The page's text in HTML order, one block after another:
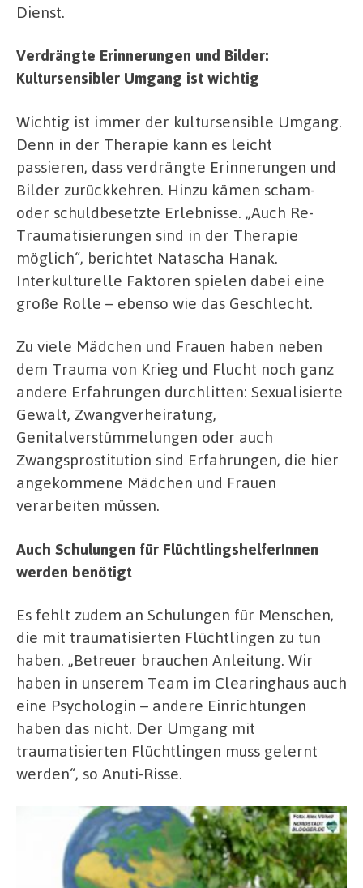
Dienst.
Verdrängte Erinnerungen und Bilder:
Kultursensibler Umgang ist wichtig
Wichtig ist immer der kultursensible Umgang.
Denn in der Therapie kann es leicht
passieren, dass verdrängte Erinnerungen und
Bilder zurückkehren. Hinzu kämen scham-
oder schuldbesetzte Erlebnisse. „Auch Re-
Traumatisierungen sind in der Therapie
möglich“, berichtet Natascha Hanak.
Interkulturelle Faktoren spielen dabei eine
große Rolle – ebenso wie das Geschlecht.
Zu viele Mädchen und Frauen haben neben
dem Trauma von Krieg und Flucht noch ganz
andere Erfahrungen durchlitten: Sexualisierte
Gewalt, Zwangverheiratung,
Genitalverstümmelungen oder auch
Zwangsprostitution sind Erfahrungen, die hier
angekommene Mädchen und Frauen
verarbeiten müssen.
Auch Schulungen für FlüchtlingshelferInnen
werden benötigt
Es fehlt zudem an Schulungen für Menschen,
die mit traumatisierten Flüchtlingen zu tun
haben. „Betreuer brauchen Anleitung. Wir
haben in unserem Team im Clearinghaus auch
eine Psychologin – andere Einrichtungen
haben das nicht. Der Umgang mit
traumatisierten Flüchtlingen muss gelernt
werden“, so Anuti-Risse.